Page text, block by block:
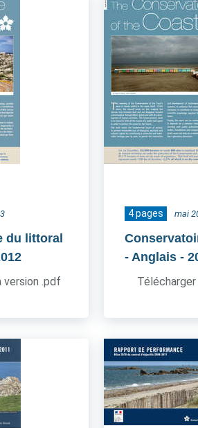
du littoral
version .pdf
4 pages mai
- Anglais -